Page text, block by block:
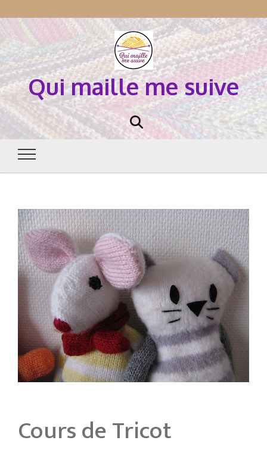
Qui maille me suive
Cours de Tricot